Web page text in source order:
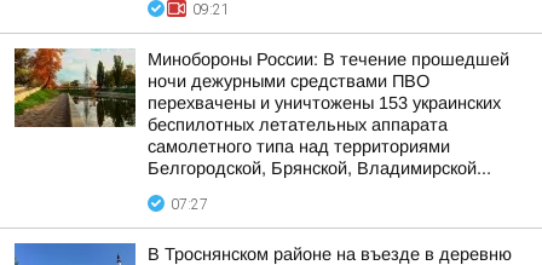
09:21
Минобороны России: В течение прошедшей
ночи дежурными средствами ПВО
перехвачены и уничтожены 153 украинских
беспилотных летательных аппарата
самолетного типа над территориями
Белгородской, Брянской, Владимирской...
07:27
В Троснянском районе на въезде в деревню